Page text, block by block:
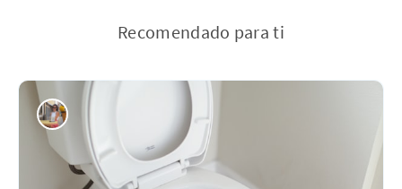
Recomendado para ti